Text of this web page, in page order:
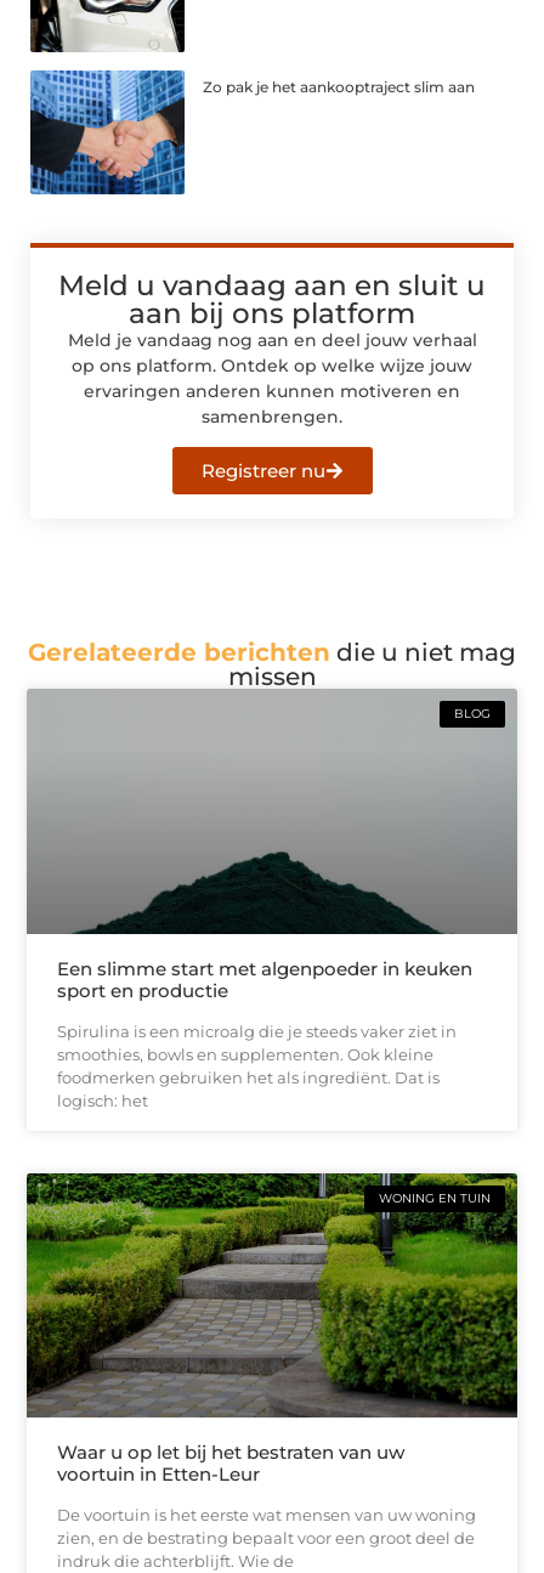
Zo pak je het aankooptraject slim aan
Meld u vandaag aan en sluit u
aan bij ons platform
Meld je vandaag nog aan en deel jouw verhaal
op ons platform. Ontdek op welke wijze jouw
ervaringen anderen kunnen motiveren en
samenbrengen.
Registreer nu
Gerelateerde berichten die u niet mag
missen
BLOG
Een slimme start met algenpoeder in keuken
sport en productie
Spirulina is een microalg die je steeds vaker ziet in
smoothies, bowls en supplementen. Ook kleine
foodmerken gebruiken het als ingrediënt. Dat is
logisch: het
WONING EN TUIN
Waar u op let bij het bestraten van uw
voortuin in Etten-Leur
De voortuin is het eerste wat mensen van uw woning
zien, en de bestrating bepaalt voor een groot deel de
indruk die achterblijft. Wie de